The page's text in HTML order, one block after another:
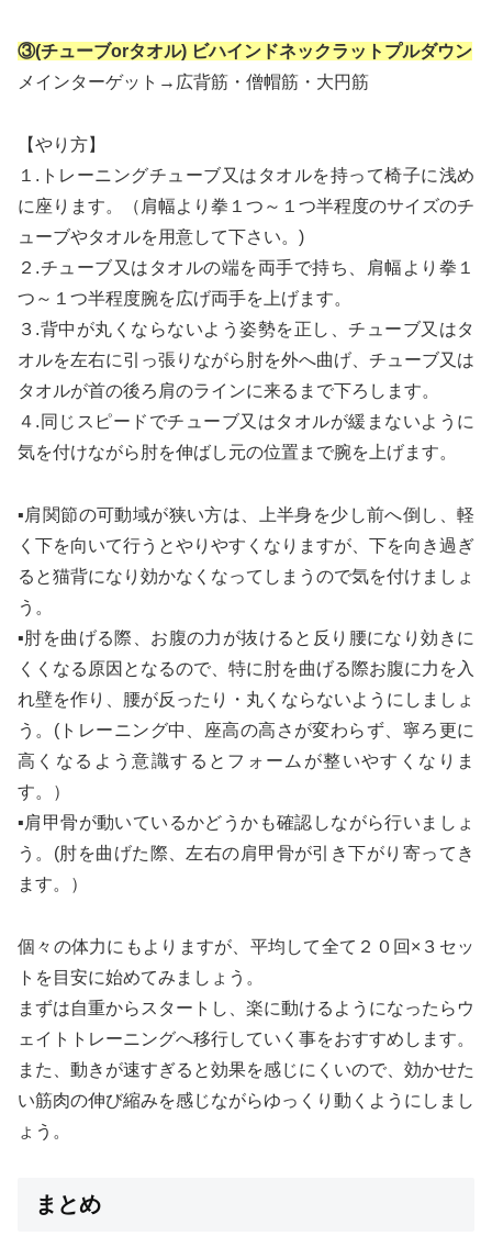
③(チューブorタオル) ビハインドネックラットプルダウン
メインターゲット→広背筋・僧帽筋・大円筋
【やり方】
１.トレーニングチューブ又はタオルを持って椅子に浅め
に座ります。（肩幅より拳１つ～１つ半程度のサイズのチ
ューブやタオルを用意して下さい。)
２.チューブ又はタオルの端を両手で持ち、肩幅より拳１
つ～１つ半程度腕を広げ両手を上げます。
３.背中が丸くならないよう姿勢を正し、チューブ又はタ
オルを左右に引っ張りながら肘を外へ曲げ、チューブ又は
タオルが首の後ろ肩のラインに来るまで下ろします。
４.同じスピードでチューブ又はタオルが緩まないように
気を付けながら肘を伸ばし元の位置まで腕を上げます。
▪肩関節の可動域が狭い方は、上半身を少し前へ倒し、軽
く下を向いて行うとやりやすくなりますが、下を向き過ぎ
ると猫背になり効かなくなってしまうので気を付けましょ
う。
▪肘を曲げる際、お腹の力が抜けると反り腰になり効きに
くくなる原因となるので、特に肘を曲げる際お腹に力を入
れ壁を作り、腰が反ったり・丸くならないようにしましょ
う。(トレーニング中、座高の高さが変わらず、寧ろ更に
高くなるよう意識するとフォームが整いやすくなりま
す。）
▪肩甲骨が動いているかどうかも確認しながら行いましょ
う。(肘を曲げた際、左右の肩甲骨が引き下がり寄ってき
ます。）
個々の体力にもよりますが、平均して全て２０回×３セッ
トを目安に始めてみましょう。
まずは自重からスタートし、楽に動けるようになったらウ
ェイトトレーニングへ移行していく事をおすすめします。
また、動きが速すぎると効果を感じにくいので、効かせた
い筋肉の伸び縮みを感じながらゆっくり動くようにしまし
ょう。
まとめ